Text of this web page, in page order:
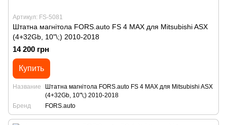
Артикул: FS-5081
Штатна магнітола FORS.auto FS 4 MAX для Mitsubishi ASX
(4+32Gb, 10"\;) 2010-2018
14 200 грн
Купить
Название
Штатна магнітола FORS.auto FS 4 MAX для Mitsubishi ASX
(4+32Gb, 10"\;) 2010-2018
Бренд
FORS.auto